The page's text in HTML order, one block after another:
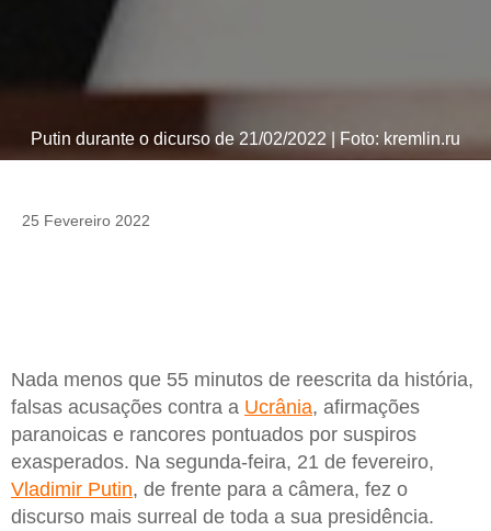
Putin durante o dicurso de 21/02/2022 | Foto: kremlin.ru
25 Fevereiro 2022
Nada menos que 55 minutos de reescrita da história,
falsas acusações contra a Ucrânia, afirmações
paranoicas e rancores pontuados por suspiros
exasperados. Na segunda-feira, 21 de fevereiro,
Vladimir Putin, de frente para a câmera, fez o
discurso mais surreal de toda a sua presidência.